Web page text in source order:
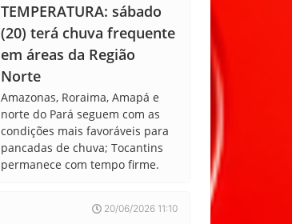
TEMPERATURA: sábado
(20) terá chuva frequente
em áreas da Região
Norte
Amazonas, Roraima, Amapá e
norte do Pará seguem com as
condições mais favoráveis para
pancadas de chuva; Tocantins
permanece com tempo firme.
20/06/2026 11:10